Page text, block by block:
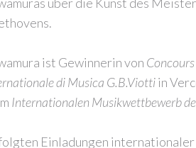
ist Gewinnerin von
di Musica G.B.Viottiin
Internationalen Musikwettbewerb
Einladungen